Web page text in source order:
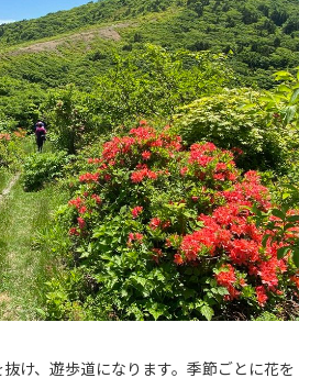
け、遊歩道になります。季節ごとに花を